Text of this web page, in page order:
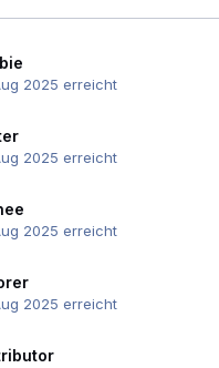
2025 erreicht
2025 erreicht
2025 erreicht
2025 erreicht